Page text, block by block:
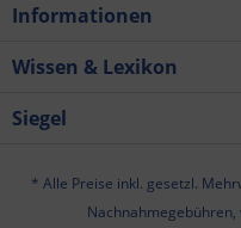
Informationen
Wissen & Lexikon
Siegel
* Alle Preise inkl. gesetzl.